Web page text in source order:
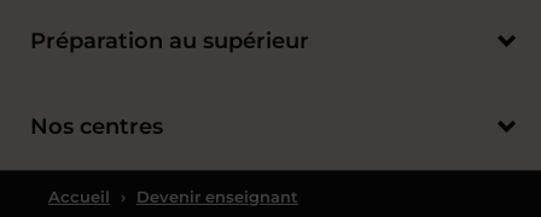
Préparation au supérieur
Nos centres
Accueil ›
Devenir enseignant